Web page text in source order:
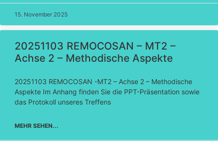
15. November 2025
20251103 REMOCOSAN – MT2 –
Achse 2 – Methodische Aspekte
20251103 REMOCOSAN -MT2 – Achse 2 – Methodische
Aspekte Im Anhang finden Sie die PPT-Präsentation sowie
das Protokoll unseres Treffens
MEHR SEHEN...